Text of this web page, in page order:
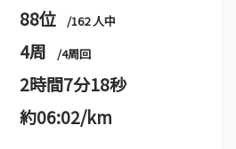
88位 /162 人中
4周 /4周回
2時間7分18秒
約06:02/km